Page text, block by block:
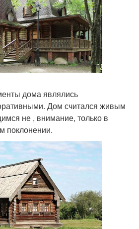
дома являлись
Дом считался живым
не , внимание, только в
поклонении.